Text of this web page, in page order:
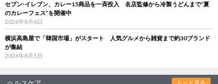
セブン‐イレブン、カレー15商品を一斉投入 名店監修から冷製うどんまで“夏
のカレーフェス”を開催中
2026年8月6日
横浜高島屋で「韓国市場」がスタート 人気グルメから雑貨まで約30ブランド
が集結
2026年8月5日